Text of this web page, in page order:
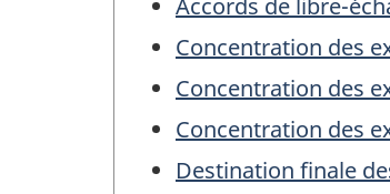
Concentration des
Concentration des
Concentration des
Destination finale